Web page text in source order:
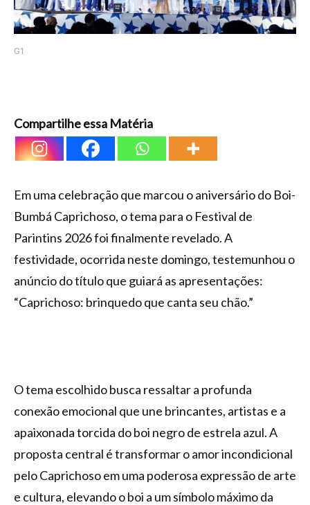
G1
Compartilhe essa Matéria
Em uma celebração que marcou o aniversário do Boi-
Bumbá Caprichoso, o tema para o Festival de
Parintins 2026 foi finalmente revelado. A
festividade, ocorrida neste domingo, testemunhou o
anúncio do título que guiará as apresentações:
“Caprichoso: brinquedo que canta seu chão.”
O tema escolhido busca ressaltar a profunda
conexão emocional que une brincantes, artistas e a
apaixonada torcida do boi negro de estrela azul. A
proposta central é transformar o amor incondicional
pelo Caprichoso em uma poderosa expressão de arte
e cultura, elevando o boi a um símbolo máximo da